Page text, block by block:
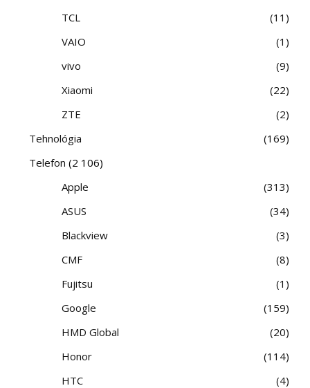
TCL
11
VAIO
1
vivo
9
Xiaomi
22
ZTE
2
Tehnológia
169
Telefon (2 106)
Apple
313
ASUS
34
Blackview
3
CMF
8
Fujitsu
1
Google
159
HMD Global
20
Honor
114
HTC
4